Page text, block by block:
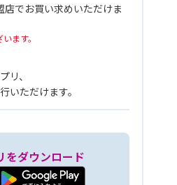
でお買い求めいただけま
ます。
リ、
いただけます。
をダウンロード